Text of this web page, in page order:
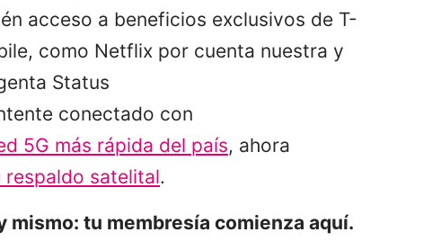
acceso a beneficios exclusivos de T-
como Netflix por cuenta nuestra y
Status
conectado con
5G más rápida del país, ahora
respaldo satelital.
mismo: tu membresía comienza aquí.